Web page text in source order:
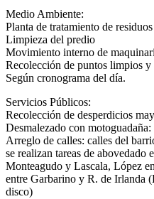
Medio Ambiente:
Planta de tratamiento de residuos
Limpieza del predio
Movimiento interno de
Recolección de puntos limpios y
Según cronograma del día.
Servicios Públicos:
Recolección de desperdicios
Desmalezado con
Arreglo de calles: calles del
se realizan tareas de abovedado
Monteagudo y Lascala, López
entre Garbarino y R. de Irlanda
disco)